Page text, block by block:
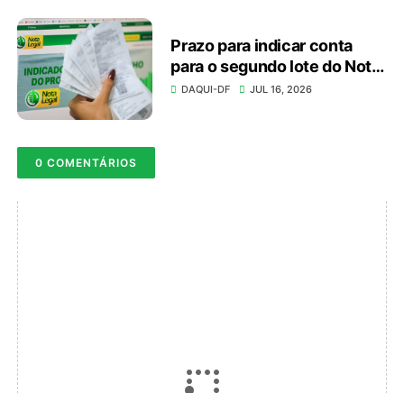
Prazo para indicar conta
para o segundo lote do Nota
Legal vai até dia 20
DAQUI-DF JUL 16, 2026
0 COMENTÁRIOS